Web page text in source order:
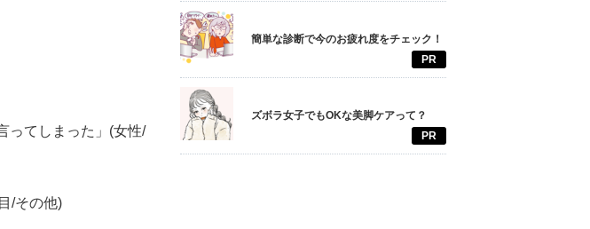
ってしまった」(女性/
/その他)
簡単な診断で今のお疲れ度をチェック！
PR
ズボラ女子でもOKな美脚ケアって？
PR